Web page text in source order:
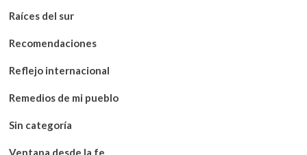
Raíces del sur
Recomendaciones
Reflejo internacional
Remedios de mi pueblo
Sin categoría
Ventana desde la fe